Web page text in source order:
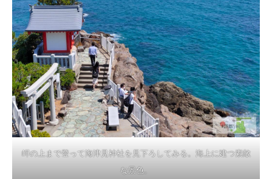
岬の上まで登って海津見神社を見下ろしてみる。海上に建つ素敵
な景色。